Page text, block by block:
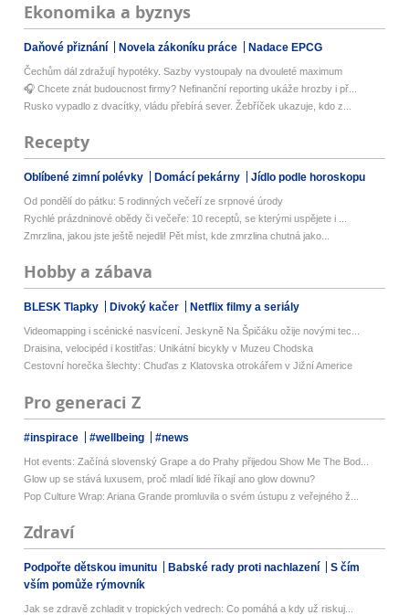
Ekonomika a byznys
Daňové přiznání Novela zákoníku práce Nadace EPCG
Čechům dál zdražují hypotéky. Sazby vystoupaly na dvouleté maximum
🎧 Chcete znát budoucnost firmy? Nefinanční reporting ukáže hrozby i př...
Rusko vypadlo z dvacítky, vládu přebírá sever. Žebříček ukazuje, kdo z...
Recepty
Oblíbené zimní polévky Domácí pekárny Jídlo podle horoskopu
Od pondělí do pátku: 5 rodinných večeří ze srpnové úrody
Rychlé prázdninové obědy či večeře: 10 receptů, se kterými uspějete i ...
Zmrzlina, jakou jste ještě nejedli! Pět míst, kde zmrzlina chutná jako...
Hobby a zábava
BLESK Tlapky Divoký kačer Netflix filmy a seriály
Videomapping i scénické nasvícení. Jeskyně Na Špičáku ožije novými tec...
Draisina, velocipéd i kostitřas: Unikátní bicykly v Muzeu Chodska
Cestovní horečka šlechty: Chuďas z Klatovska otrokářem v Jižní Americe
Pro generaci Z
#inspirace #wellbeing #news
Hot events: Začíná slovenský Grape a do Prahy přijedou Show Me The Bod...
Glow up se stává luxusem, proč mladí lidé říkají ano glow downu?
Pop Culture Wrap: Ariana Grande promluvila o svém ústupu z veřejného ž...
Zdraví
Podpořte dětskou imunitu Babské rady proti nachlazení
S čím
vším pomůže rýmovník
Jak se zdravě zchladit v tropických vedrech: Co pomáhá a kdy už riskuj...